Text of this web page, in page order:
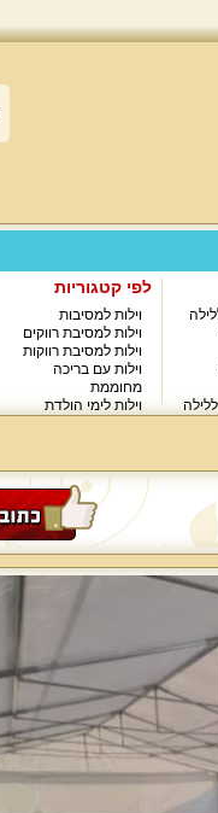
לפי קטגוריות
וילות למסיבות
וילות למסיבת רווקים
וילות למסיבת רווקות
וילות עם בריכה
מחוממת
וילות לימי הולדת